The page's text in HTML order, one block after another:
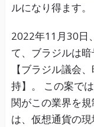
ルになり得ます。
2022年11月30日
て、ブラジルは
【ブラジル議会
持】。 この案で
関がこの業界を
は、仮想通貨の